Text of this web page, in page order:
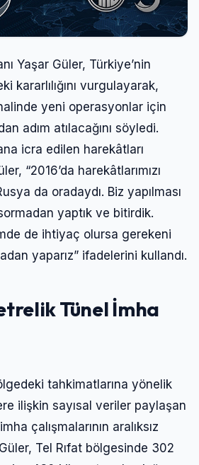
Yaşar Güler, Türkiye’nin
kararlılığını vurgulayarak,
yeni operasyonlar için
adım atılacağını söyledi.
icra edilen harekâtları
“2016’da harekâtlarımızı
da oradaydı. Biz yapılması
yaptık ve bitirdik.
de ihtiyaç olursa gerekeni
yaparız” ifadelerini kullandı.
Tünel İmha
tahkimatlarına yönelik
ilişkin sayısal veriler paylaşan
çalışmalarının aralıksız
Tel Rıfat bölgesinde 302